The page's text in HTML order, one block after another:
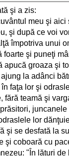
şi a zis:
meu şi
şi după ce voi
împotriva unui
foarte şi puneţi
apucă groaza şi
la adânci
faţa lor şi
fără teamă şi
lor
şi se desfată la
şi coboară cu
"În lături